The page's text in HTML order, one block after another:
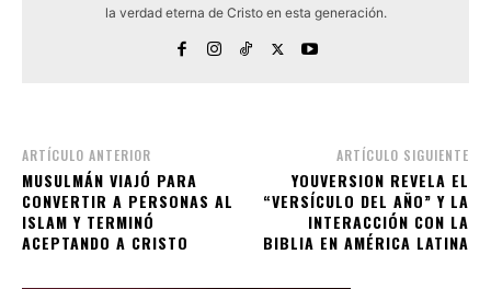
la verdad eterna de Cristo en esta generación.
ARTÍCULO ANTERIOR
MUSULMÁN VIAJÓ PARA
CONVERTIR A PERSONAS AL
ISLAM Y TERMINÓ
ACEPTANDO A CRISTO
ARTÍCULO SIGUIENTE
YOUVERSION REVELA EL
“VERSÍCULO DEL AÑO” Y LA
INTERACCIÓN CON LA
BIBLIA EN AMÉRICA LATINA